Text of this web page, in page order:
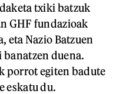
txiki batzuk
GHF fundazioak
eta Nazio Batzuen
duena.
porrot egiten badute
eskatu du.